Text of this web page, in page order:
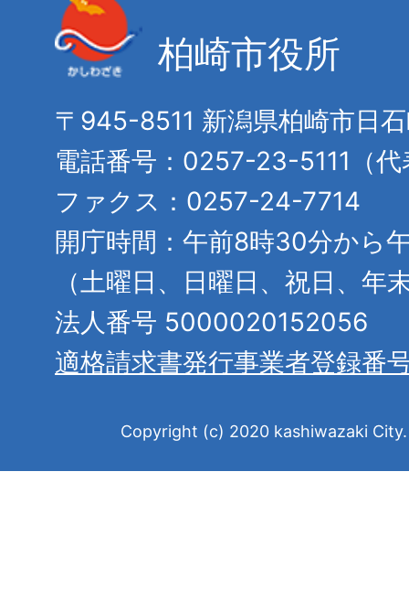
柏崎市役所
〒945-8511 新潟県柏崎市日
電話番号：0257-23-5111（代
ファクス：0257-24-7714
開庁時間：午前8時30分から
（土曜日、日曜日、祝日、年
法人番号 5000020152056
適格請求書発行事業者登録番
Copyright (c) 2020 kashiwazaki